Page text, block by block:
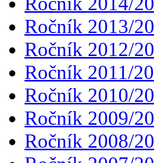
Ročník 2013/
Ročník 2012/
Ročník 2011/
Ročník 2010/
Ročník 2009/
Ročník 2008/